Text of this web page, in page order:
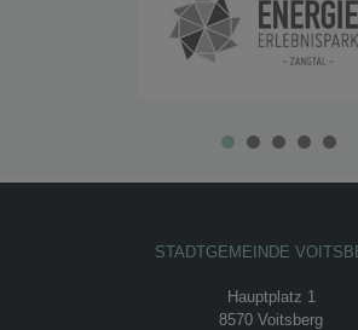
STADTGEMEINDE
Hauptplatz 1
8570 Voitsberg